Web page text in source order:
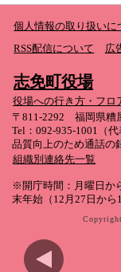
個人情報の取り扱いに
RSS配信について
広
志免町役場
役場への行き方・フロ
〒811-2292 福岡県糟
Tel：092-935-1001（
品質向上のため通話の
組織別連絡先一覧
※開庁時間：月曜日か
末年始（12月27日から